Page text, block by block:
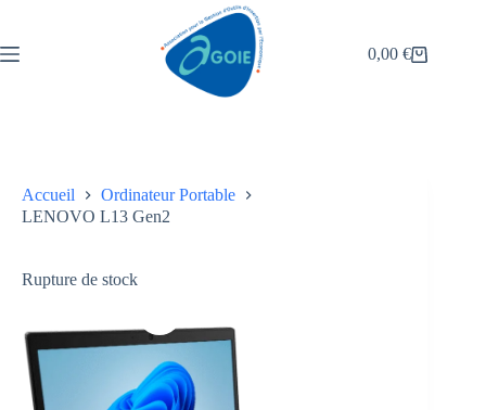
0,00€
Accueil
Ordinateur Portable
LENOVO L13 Gen2
Rupture de stock